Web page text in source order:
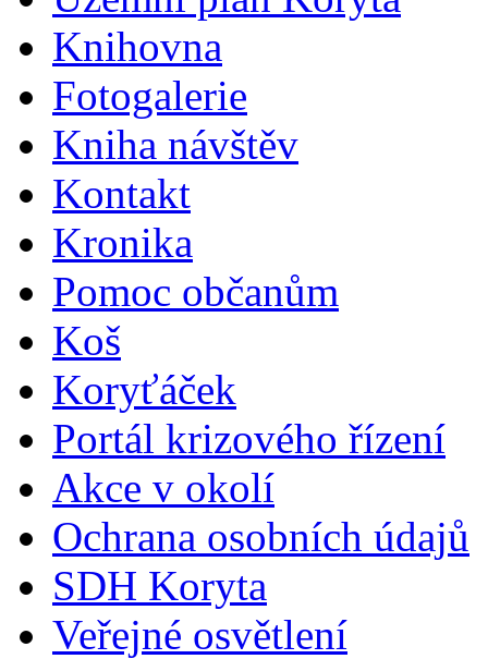
Knihovna
Fotogalerie
Kniha návštěv
Kontakt
Kronika
Pomoc občanům
Koš
Koryťáček
Portál krizového řízení
Akce v okolí
Ochrana osobních údajů
SDH Koryta
Veřejné osvětlení